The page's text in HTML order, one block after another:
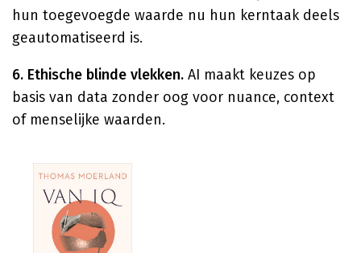
hun toegevoegde waarde nu hun kerntaak deels
geautomatiseerd is.
6. Ethische blinde vlekken. AI maakt keuzes op
basis van data zonder oog voor nuance, context
of menselijke waarden.